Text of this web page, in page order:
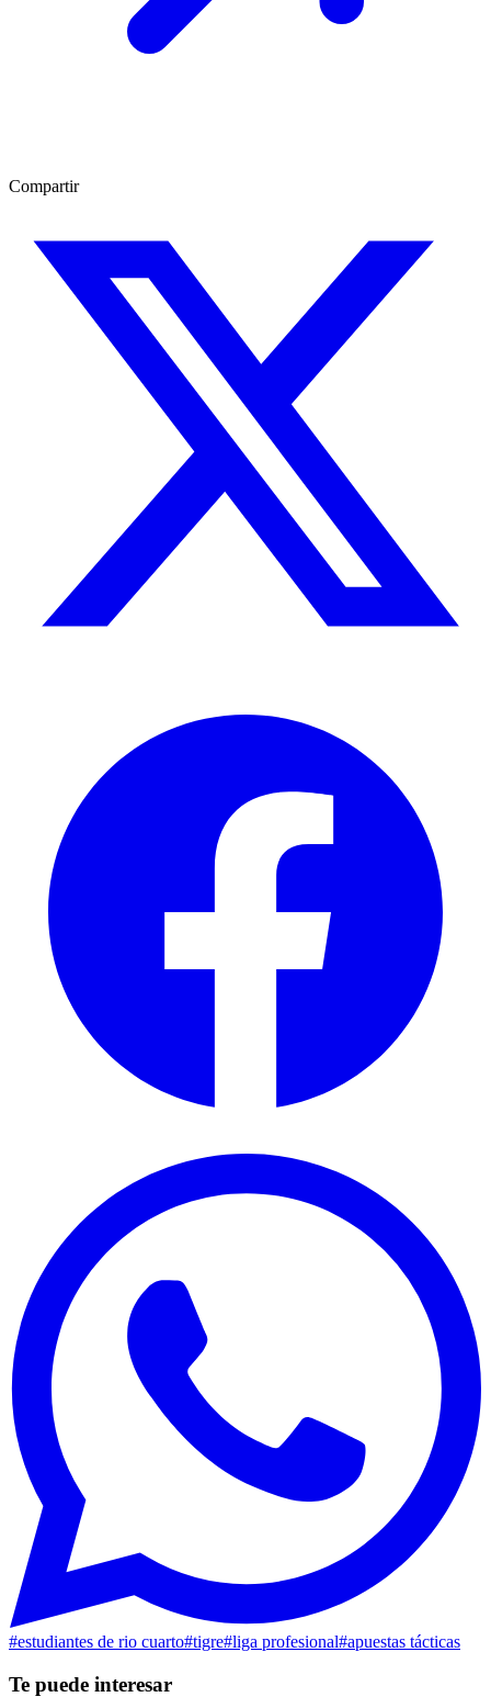
Compartir
#estudiantes de rio cuarto#tigre#liga profesional#apuestas tácticas
Te puede interesar